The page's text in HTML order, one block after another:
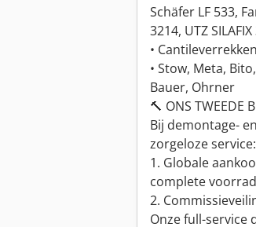
Schäfer LF 533,
3214, UTZ
•
• Stow, Meta,
Bauer, Ohrner
🔨 ONS TWEEDE
Bij demontage-
zorgeloze service:
1. Globale
complete
2.
Onze full-service